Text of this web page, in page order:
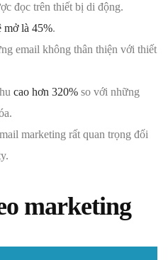
đọc trên thiết bị di động.
mở là 45%.
email không thân thiện với thiết
cao hơn 320% so với những
marketing rất quan trọng đối
marketing